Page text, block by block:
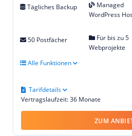
Tägliches Backup
Managed
WordPress
50 Postfächer
Für bis zu 5
Webprojekte
Alle Funktionen
Vertragslaufzeit: 36 Monate
Tarifdetails
ZUM